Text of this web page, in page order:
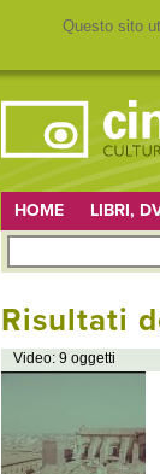
Questo sito
HOME LIBRI,
Risultati
Video: 9 oggetti